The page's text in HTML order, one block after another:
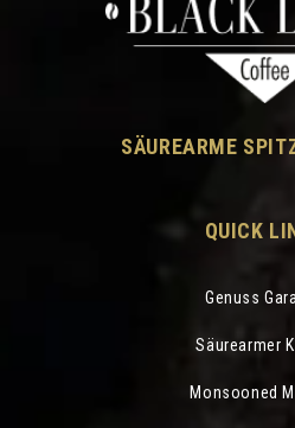
SÄUREARME
QUICK
Genuss
Säurearmer
Monsooned